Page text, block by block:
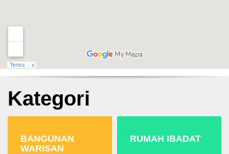
Kategori
BANGUNAN
WARISAN
RUMAH IBADAT